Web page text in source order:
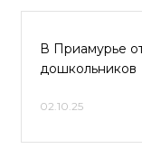
В Приамурье
дошкольников
02.10.25